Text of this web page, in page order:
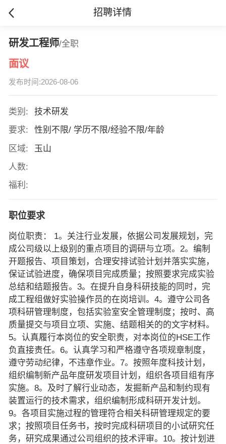
招聘详情
研发工程师/全职
面议
发布时间:2026-08-06
类别:
技术研发
要求:
性别不限/ 学历不限/经验不限/年龄
区域:
玉山
人数:
福利:
职位要求
岗位职责： 1。关注行业发展，依据公司发展规划，完
成公司级以上级别的重点项目的调研与立项。2。编制
开题报告、项目策划，合理安排试验计划并落实实施，
保证试验进度，确保项目完成质量；按照要求完成实验
总结和结题报告。3。在提升自身科研技能的同时，完
成工程组做好实验操作员的在岗培训。4。遵守公司各
项科研管理制度，包括实验室安全管理制度；按时、高
质量提交与项目立项、实施、结题相关的的文字材料。
5。认真履行本岗位的安全职责，对本岗位的HSE工作
负直接责任。6。认真学习和严格遵守各项规章制度，
遵守劳动纪律，不违章作业。7。按照年度科技计划，
组织编制新产品年度研发项目计划，组织各项目组有序
实施。8。及时了解行业动态，发掘新产品和制约现有
装置运行的技术需求，组织编制形成科研开发计划。
9。各项目实施过程的管理符合相关科研管理规定的要
求；按照项目任务书，按时完成科研项目的小试研究任
务，研究成果通过公司组织的技术评审。10。按计划进